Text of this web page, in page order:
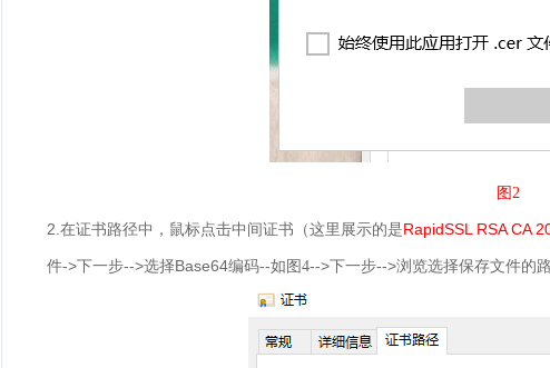
图2
2.在证书路径中，鼠标点击中间证书（这里展示的是RapidSSL RSA CA
件->下一步-->选择Base64编码--如图4-->下一步-->浏览选择保存文件的